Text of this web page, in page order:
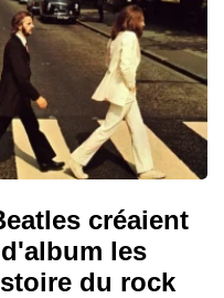
créaient
les
du rock